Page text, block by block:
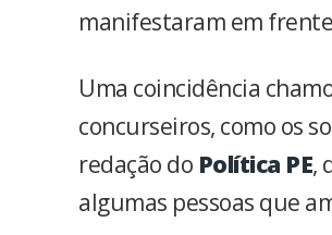
manifestaram em
Uma coincidência
concurseiros, como os
redação do Política PE,
algumas pessoas que